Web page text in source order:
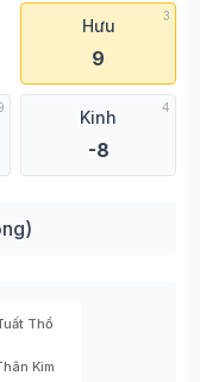
3
Hưu
9
4
Kinh
-8
Thổ
Kim